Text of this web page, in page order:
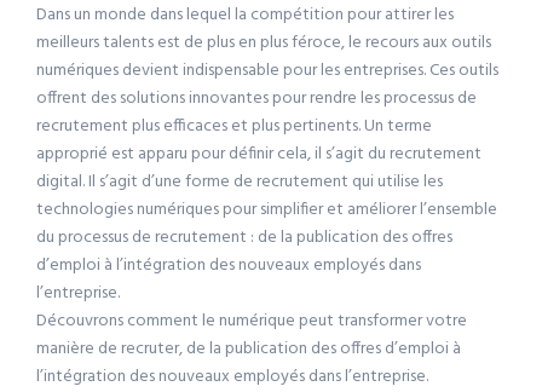
Dans un monde dans lequel la compétition pour attirer les
meilleurs talents est de plus en plus féroce, le recours aux outils
numériques devient indispensable pour les entreprises. Ces outils
offrent des solutions innovantes pour rendre les processus de
recrutement plus efficaces et plus pertinents. Un terme
approprié est apparu pour définir cela, il s’agit du recrutement
digital. Il s’agit d’une forme de recrutement qui utilise les
technologies numériques pour simplifier et améliorer l’ensemble
du processus de recrutement : de la publication des offres
d’emploi à l’intégration des nouveaux employés dans
l’entreprise.
Découvrons comment le numérique peut transformer votre
manière de recruter, de la publication des offres d’emploi à
l’intégration des nouveaux employés dans l’entreprise.